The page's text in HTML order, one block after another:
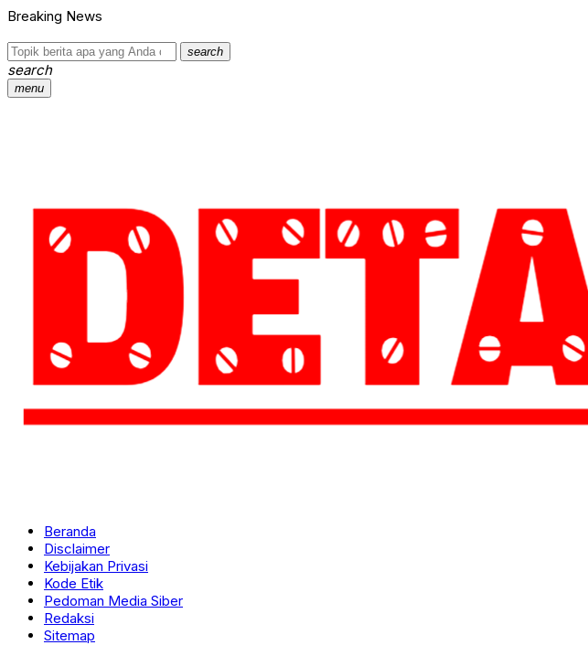
Breaking News
search
search
menu
Beranda
Disclaimer
Kebijakan Privasi
Kode Etik
Pedoman Media Siber
Redaksi
Sitemap